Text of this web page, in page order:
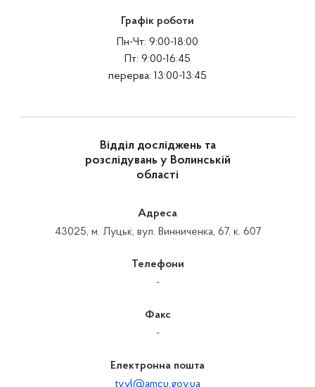
Графік роботи
Пн-Чт: 9:00-18:00
Пт: 9:00-16:45
перерва: 13:00-13:45
Відділ досліджень та
розслідувань у Волинській
області
Адреса
43025, м. Луцьк, вул. Винниченка, 67, к. 607
Телефони
-
Факс
-
Електронна пошта
tv.vl@amcu.gov.ua